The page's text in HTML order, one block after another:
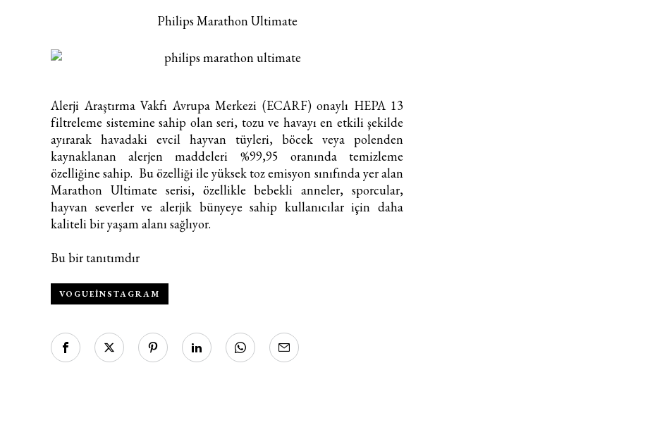
Philips Marathon Ultimate
Alerji Araştırma Vakfı Avrupa Merkezi (ECARF) onaylı HEPA 13
filtreleme sistemine sahip olan seri, tozu ve havayı en etkili şekilde
ayırarak havadaki evcil hayvan tüyleri, böcek veya polenden
kaynaklanan alerjen maddeleri %99,95 oranında temizleme
özelliğine sahip. Bu özelliği ile yüksek toz emisyon sınıfında yer alan
Marathon Ultimate serisi,özellikle bebekli anneler, sporcular,
hayvan severler ve alerjik bünyeye sahip kullanıcılar için daha
kaliteli bir yaşam alanı sağlıyor.
Bu bir tanıtımdır
VOGUEINSTAGRAM